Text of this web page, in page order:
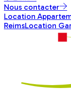
Nous contacter
Location
ReimsLocation